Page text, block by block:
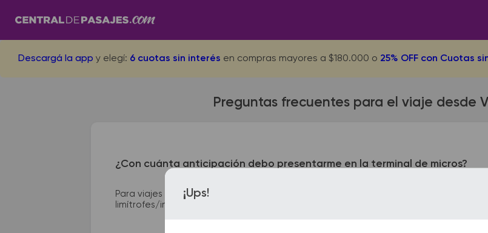
Descargá la app y elegí: 6 cuotas sin interés en compras mayores a $180.000 o 25% OFF con Cuotas
¡Ups!
Preguntas frecuentes para el viaje desde
¿Con cuánta anticipación debo presentarme en la terminal de micros?
Para viajes nacionales es necesario presentarse con 1 hora de anticipación a la
limítrofes/internacionales, te sugerimos acercarte a la terminal de ómnibus con 2